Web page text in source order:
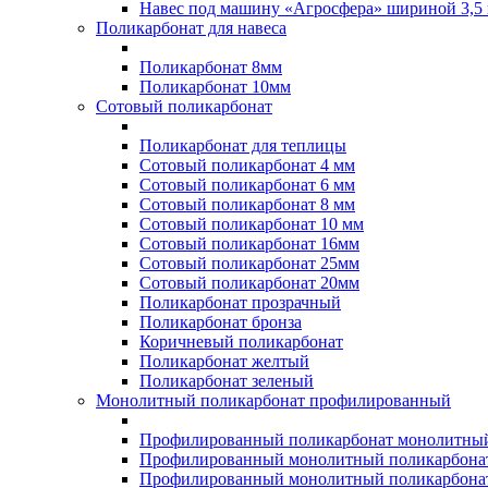
Навес под машину «Агросфера» шириной 3,5
Поликарбонат для навеса
Поликарбонат 8мм
Поликарбонат 10мм
Сотовый поликарбонат
Поликарбонат для теплицы
Сотовый поликарбонат 4 мм
Сотовый поликарбонат 6 мм
Сотовый поликарбонат 8 мм
Сотовый поликарбонат 10 мм
Сотовый поликарбонат 16мм
Сотовый поликарбонат 25мм
Сотовый поликарбонат 20мм
Поликарбонат прозрачный
Поликарбонат бронза
Коричневый поликарбонат
Поликарбонат желтый
Поликарбонат зеленый
Монолитный поликарбонат профилированный
Профилированный поликарбонат
Профилированный монолитный
Профилированный монолитный